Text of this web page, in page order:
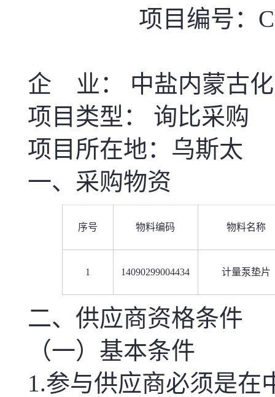
项目编号：
企 业： 中盐内蒙古
项目类型： 询比采购
项目所在地：乌斯太
一、采购物资
序号 物料编码 物料名称
1 14090299004434 计量泵垫片
二、供应商资格条件
（一）基本条件
1.参与供应商必须是在